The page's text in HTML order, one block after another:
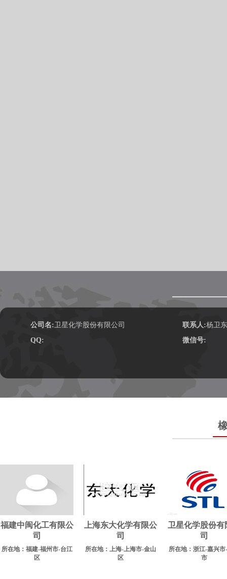
公司名:卫星化学股份有限公司 联系人:杨卫东
QQ:
微信号:
福建中闽化工有限公
司
所在地：福建-福州市-台江
区
上海东大化学有限公
司
所在地：上海-上海市-金山
区
卫星化学股份有
司
所在地：浙江-嘉兴市
市